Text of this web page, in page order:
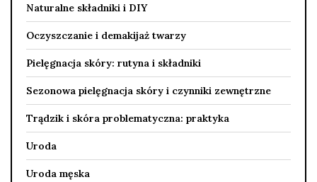
Naturalne składniki i DIY
Oczyszczanie i demakijaż twarzy
Pielęgnacja skóry: rutyna i składniki
Sezonowa pielęgnacja skóry i czynniki zewnętrzne
Trądzik i skóra problematyczna: praktyka
Uroda
Uroda męska